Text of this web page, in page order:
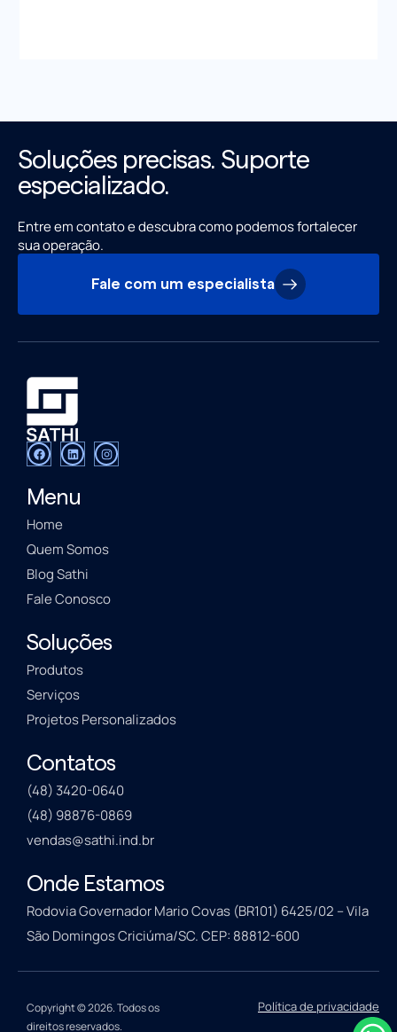
Soluções precisas. Suporte
especializado.
Entre em contato e descubra como podemos fortalecer
sua operação.
Fale com um especialista
Menu
Home
Quem Somos
Blog Sathi
Fale Conosco
Soluções
Produtos
Serviços
Projetos Personalizados
Contatos
(48) 3420-0640
(48) 98876-0869
vendas@sathi.ind.br
Onde Estamos
Rodovia Governador Mario Covas (BR101) 6425/02 – Vila
São Domingos Criciúma/SC. CEP: 88812-600
Copyright © 2026. Todos os
direitos reservados.
Política de privacidade